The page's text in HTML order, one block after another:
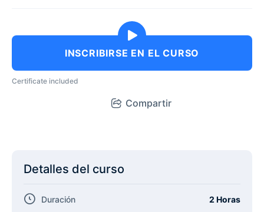
INSCRIBIRSE EN EL CURSO
Certificate included
Compartir
Detalles del curso
Duración 2 Horas